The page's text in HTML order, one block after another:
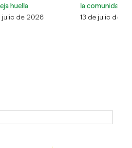
la comunidad
13 de julio de 2026